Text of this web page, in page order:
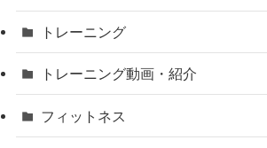
トレーニング
トレーニング動画・紹介
フィットネス